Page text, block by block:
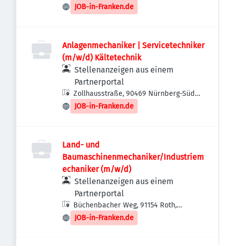
Nordwestliche Außenstadt,
Deutschland
JOB-in-Franken.de
Anlagenmechaniker | Servicetechniker
(m/w/d) Kältetechnik
Stellenanzeigen aus einem
Partnerportal
Zollhausstraße, 90469 Nürnberg-Süd,
Deutschland
JOB-in-Franken.de
Land- und
Baumaschinenmechaniker/Industriem
echaniker (m/w/d)
Stellenanzeigen aus einem
Partnerportal
Büchenbacher Weg, 91154 Roth,
Deutschland
JOB-in-Franken.de